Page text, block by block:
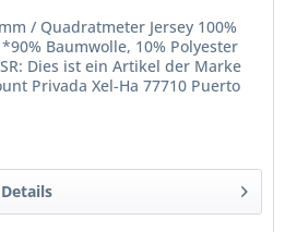
/ Quadratmeter Jersey 100%
Baumwolle, 10% Polyester
Dies ist ein Artikel der Marke
Privada Xel-Ha 77710 Puerto
Details